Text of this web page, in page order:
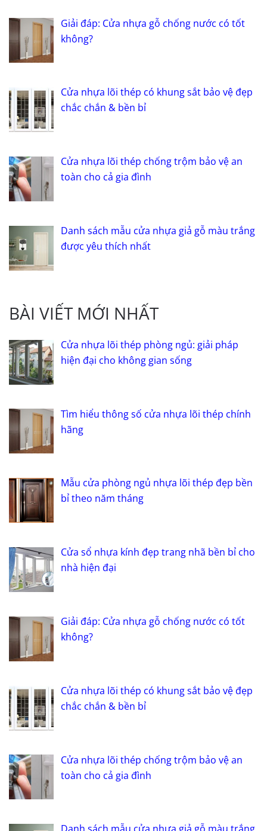
Giải đáp: Cửa nhựa gỗ chống nước có tốt
không?
Cửa nhựa lõi thép có khung sắt bảo vệ đẹp
chắc chắn & bền bỉ
Cửa nhựa lõi thép chống trộm bảo vệ an
toàn cho cả gia đình
Danh sách mẫu cửa nhựa giả gỗ màu trắng
được yêu thích nhất
BÀI VIẾT MỚI NHẤT
Cửa nhựa lõi thép phòng ngủ: giải pháp
hiện đại cho không gian sống
Tìm hiểu thông số cửa nhựa lõi thép chính
hãng
Mẫu cửa phòng ngủ nhựa lõi thép đẹp bền
bỉ theo năm tháng
Cửa sổ nhựa kính đẹp trang nhã bền bỉ cho
nhà hiện đại
Giải đáp: Cửa nhựa gỗ chống nước có tốt
không?
Cửa nhựa lõi thép có khung sắt bảo vệ đẹp
chắc chắn & bền bỉ
Cửa nhựa lõi thép chống trộm bảo vệ an
toàn cho cả gia đình